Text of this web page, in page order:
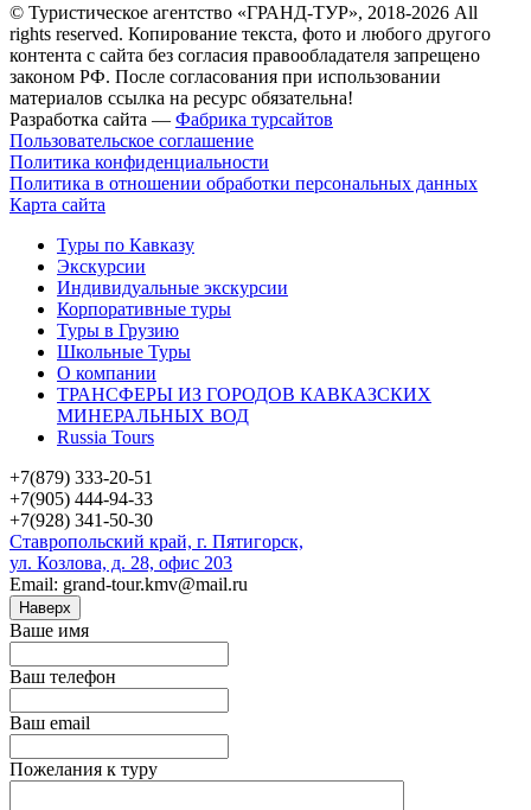
© Туристическое агентство «ГРАНД-ТУР», 2018-2026 All
rights reserved. Копирование текста, фото и любого другого
контента с сайта без согласия правообладателя запрещено
законом РФ. После согласования при использовании
материалов ссылка на ресурс обязательна!
Разработка сайта — Фабрика турсайтов
Пользовательское соглашение
Политика конфиденциальности
Политика в отношении обработки персональных данных
Карта сайта
Туры по Кавказу
Экскурсии
Индивидуальные экскурсии
Корпоративные туры
Туры в Грузию
Школьные Туры
О компании
ТРАНСФЕРЫ ИЗ ГОРОДОВ КАВКАЗСКИХ
МИНЕРАЛЬНЫХ ВОД
Russia Tours
+7(879) 333-20-51
+7(905) 444-94-33
+7(928) 341-50-30
Ставропольский край, г. Пятигорск,
ул. Козлова, д. 28, офис 203
Email: grand-tour.kmv@mail.ru
Наверх
Ваше имя
Ваш телефон
Ваш email
Пожелания к туру